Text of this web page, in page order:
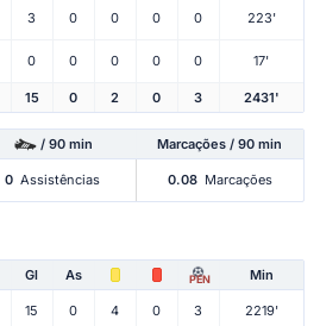
3 0 0 0 0 223'
0 0 0 0 0 17'
15 0 2 0 3 2431'
/ 90 min Marcações / 90 min
0 Assistências 0.08 Marcações
Gl As PEN Min
15 0 4 0 3 2219'